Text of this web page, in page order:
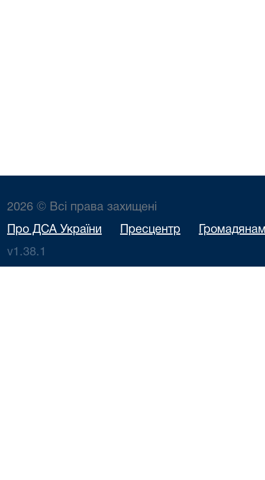
2026 © Всі права захищені
Про ДСА України Пресцентр
v1.38.1